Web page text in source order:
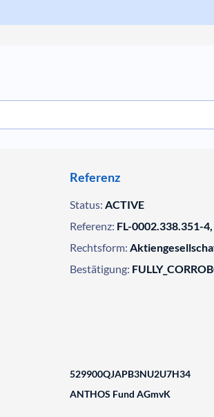
Referenz
Status: ACTIVE
Referenz: FL-0002.338.351-
Rechtsform:
Bestätigung:
529900QJAPB3NU2U7H34
ANTHOS Fund AGmvK